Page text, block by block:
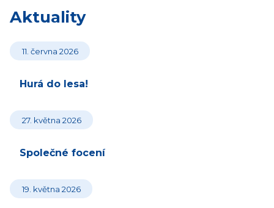
Aktuality
11. června 2026
Hurá do lesa!
27. května 2026
Společné focení
19. května 2026